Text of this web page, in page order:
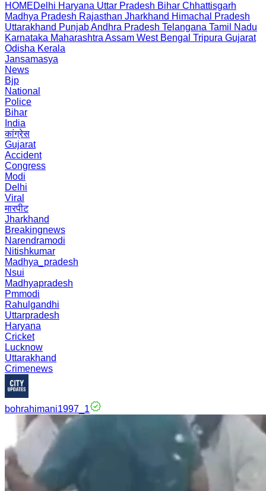
HOMEDelhi Haryana Uttar Pradesh Bihar Chhattisgarh
Madhya Pradesh Rajasthan Jharkhand Himachal Pradesh
Uttarakhand PunjabAndhra Pradesh Telangana Tamil Nadu
Karnataka Maharashtra Assam West Bengal Tripura Gujarat
Odisha Kerala
Jansamasya
News
Bjp
National
Police
Bihar
India
कांग्रेस
Gujarat
Accident
Congress
Modi
Delhi
Viral
मारपीट
Jharkhand
Breakingnews
Narendramodi
Nitishkumar
Madhya_pradesh
Nsui
Madhyapradesh
Pmmodi
Rahulgandhi
Uttarpradesh
Haryana
Cricket
Lucknow
Uttarakhand
Crimenews
bohrahimani1997_1